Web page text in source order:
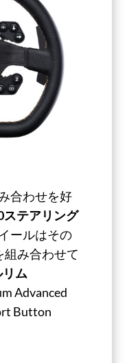
合わせを好
ステアリング
ールはその
み合わせて
ム
Advanced
Button